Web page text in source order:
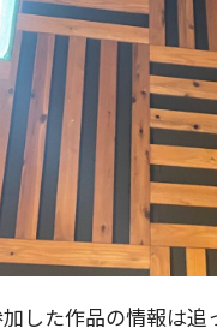
した作品の情報は追